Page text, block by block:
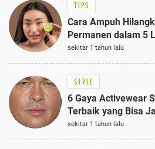
TIPS
Cara Ampuh
Permanen dalam 5
sekitar 1 tahun lalu
STYLE
6 Gaya Activewear
Terbaik yang Bisa
sekitar 1 tahun lalu